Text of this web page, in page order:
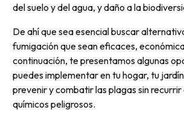
del suelo y del agua, y daño a la
De ahí que sea esencial buscar
fumigación que sean eficaces,
continuación, te presentamos algunas
puedes implementar en tu hogar, tu
prevenir y combatir las plagas sin
químicos peligrosos.